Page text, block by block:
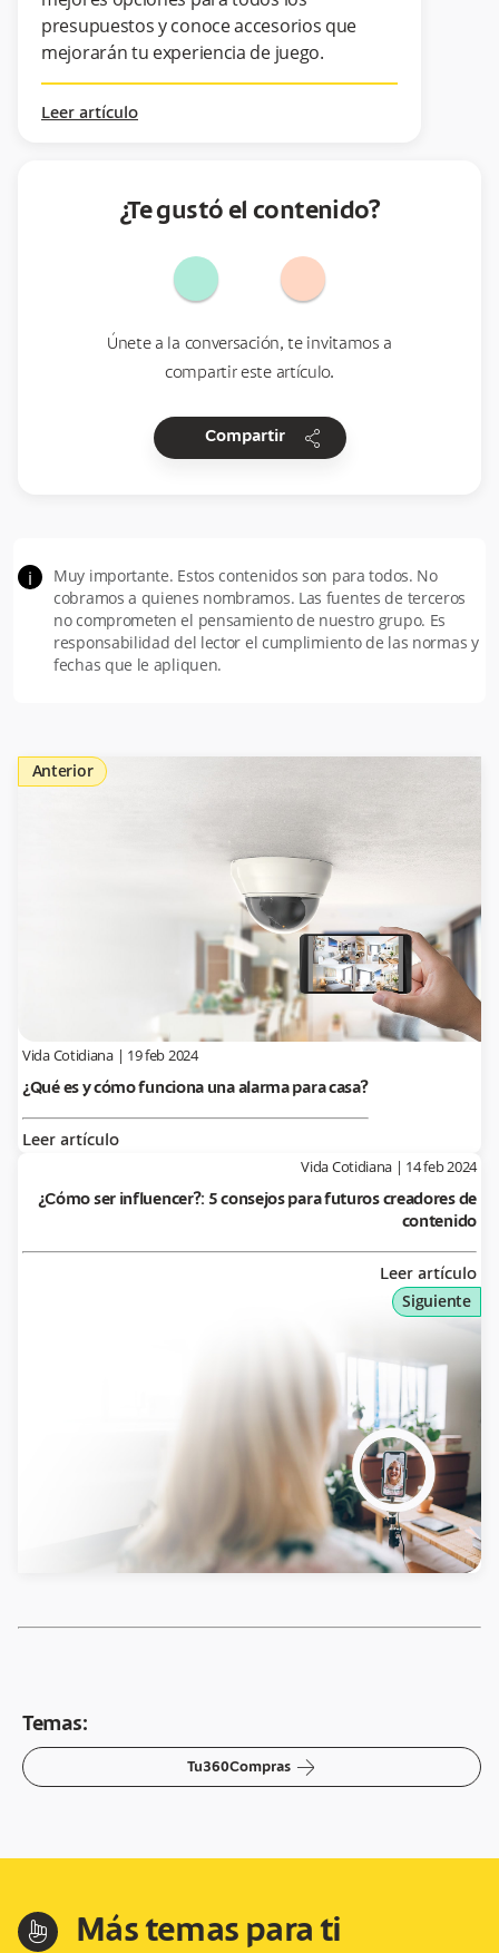
presupuestos y conoce accesorios que
mejorarán tu experiencia de juego.
Leer artículo
¿Te gustó el contenido?
Únete a la conversación, te invitamos a
compartir este artículo.
Compartir share
i
Muy importante. Estos contenidos son para todos. No
cobramos a quienes nombramos. Las fuentes de terceros
no comprometen el pensamiento de nuestro grupo. Es
responsabilidad del lector el cumplimiento de las normas y
fechas que le apliquen.
Anterior
Vida Cotidiana| 19 feb 2024
¿Qué es y cómo funciona una alarma para casa?
Leer artículo
Siguiente
Vida Cotidiana | 14 feb 2024
¿Cómo ser influencer?: 5 consejos para futuros creadores de
contenido
Leer artículo
Temas:
Tu360Compras arrow-right
hand-index Más temas para ti